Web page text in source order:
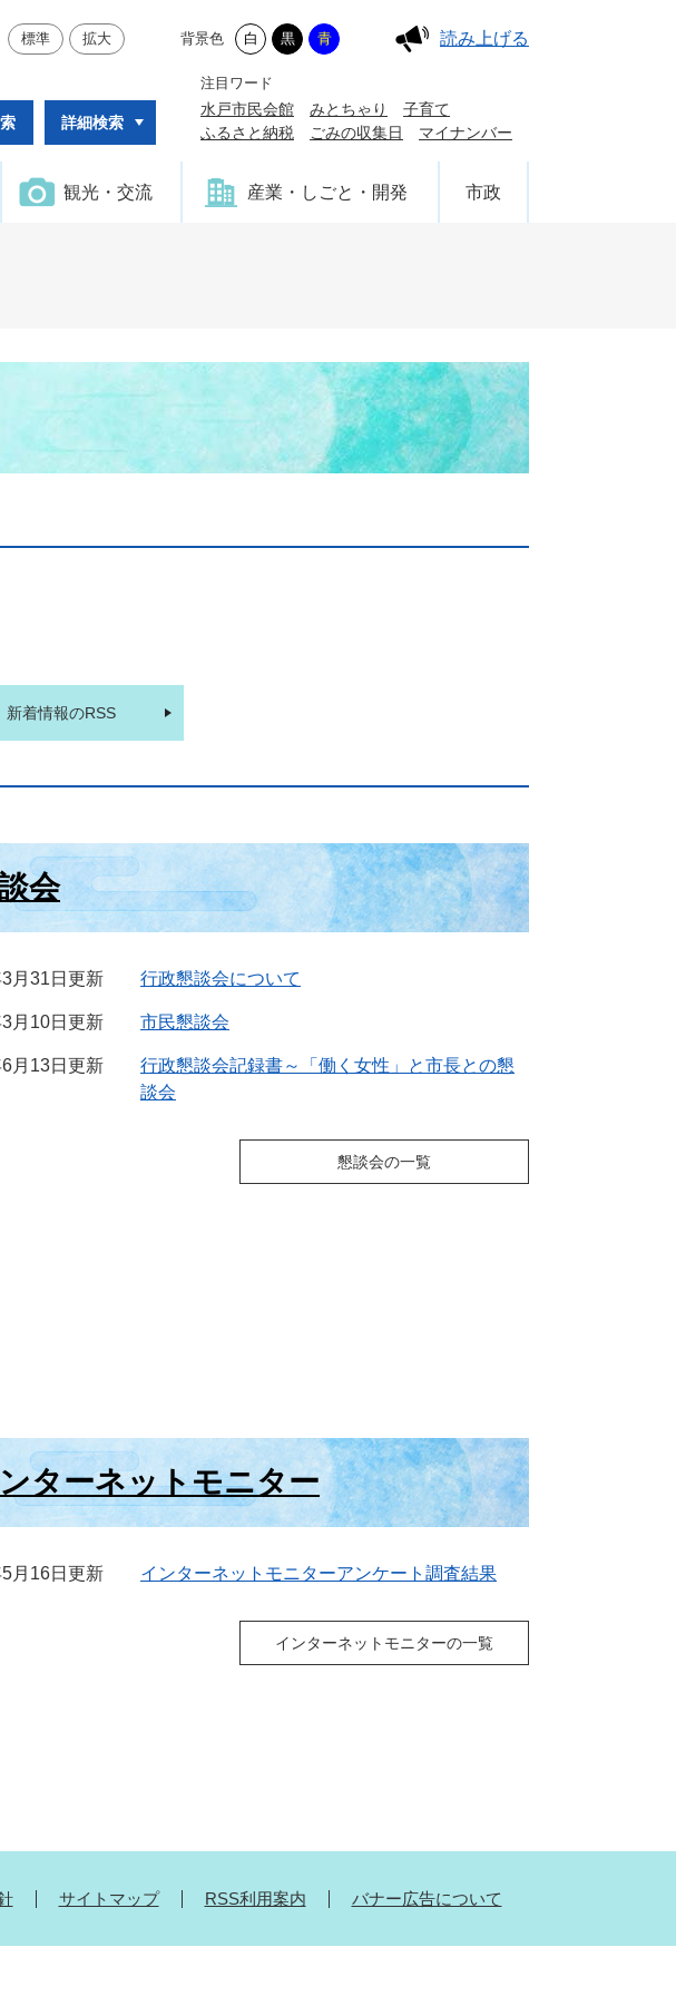
標準 拡大 背景色 白 黒 青 読み上げる
詳細検索
注目ワード
水戸市民会館 みとちゃり
子育て
ふるさと納税
ごみの収集日 マイナンバー
観光・交流 産業・しごと・開発 市政
新着情報のRSS
会
月31日更新 行政懇談会について
月10日更新 市民懇談会
月13日更新
行政懇談会記録書～「働く女性」と市長との懇
談会
懇談会の一覧
ターネットモニター
月16日更新 インターネットモニターアンケート調査結果
インターネットモニターの一覧
サイトマップ RSS利用案内 バナー広告について